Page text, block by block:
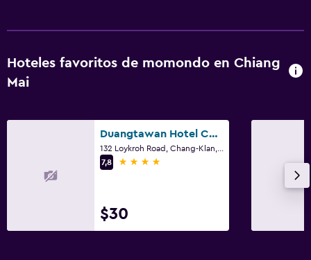
Hoteles favoritos de momondo en Chiang
Mai
Duangtawan Hotel Chiang Mai
7,8
4 estrellas
$30